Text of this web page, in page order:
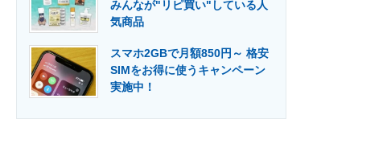
みんなが"リピ買い"している人
気商品
スマホ2GBで月額850円～ 格安
SIMをお得に使うキャンペーン
実施中！